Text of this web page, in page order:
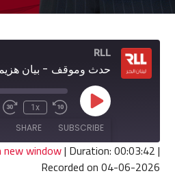
RLL
حدث وموقف - بيان
Play
Episode
Rewind
10
Seconds
1x
SUBSCRIBE
SHARE
SHARE
new window| Duration: 00:03:42|
Recorded on 04-06-2026